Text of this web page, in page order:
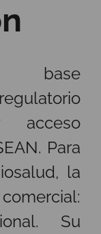
base
acceso
Para
la
Su